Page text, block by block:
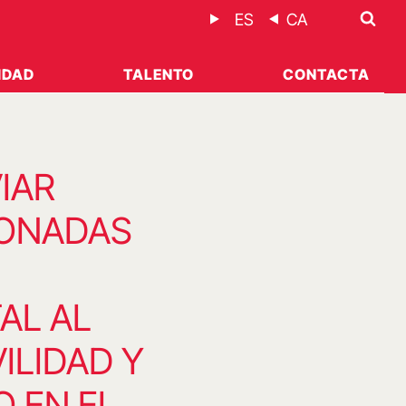
ES CA
TALENTO CONTACTA
AL
Y